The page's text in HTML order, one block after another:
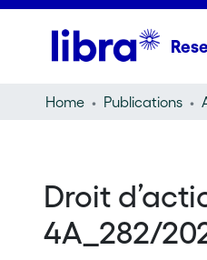
Home Publications
Droit
4A_282/